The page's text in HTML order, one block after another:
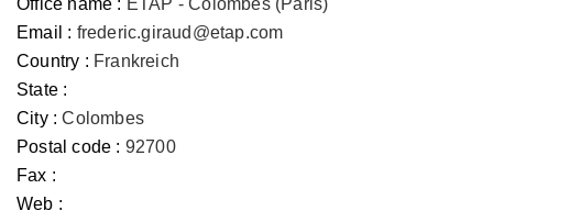
Office name : ETAP - Colombes (Paris)
Email : frederic.giraud@etap.com
Country : Frankreich
State :
City : Colombes
Postal code : 92700
Fax :
Web :